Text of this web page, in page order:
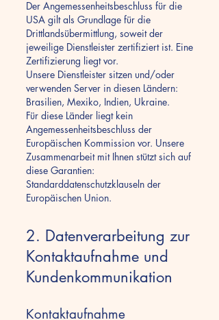
Der Angemessenheitsbeschluss für die
USA gilt als Grundlage für die
Drittlandsübermittlung, soweit der
jeweilige Dienstleister zertifiziert ist. Eine
Zertifizierung liegt vor.
Unsere Dienstleister sitzen und/oder
verwenden Server in diesen Ländern:
Brasilien, Mexiko, Indien, Ukraine.
Für diese Länder liegt kein
Angemessenheitsbeschluss der
Europäischen Kommission vor. Unsere
Zusammenarbeit mit Ihnen stützt sich auf
diese Garantien:
Standarddatenschutzklauseln der
Europäischen Union.
2. Datenverarbeitung zur
Kontaktaufnahme und
Kundenkommunikation
Kontaktaufnahme